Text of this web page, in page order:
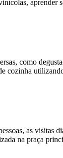
aprender
como
cozinha
as visitas
na praça